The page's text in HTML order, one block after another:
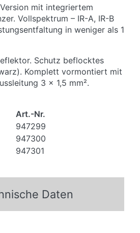
mit integriertem
Vollspektrum – IR-A, IR-B
in weniger als 1
Schutz beflocktes
Komplett vormontiert mit
3 x 1,5 mm².
Art.-Nr.
947299
947300
947301
Daten